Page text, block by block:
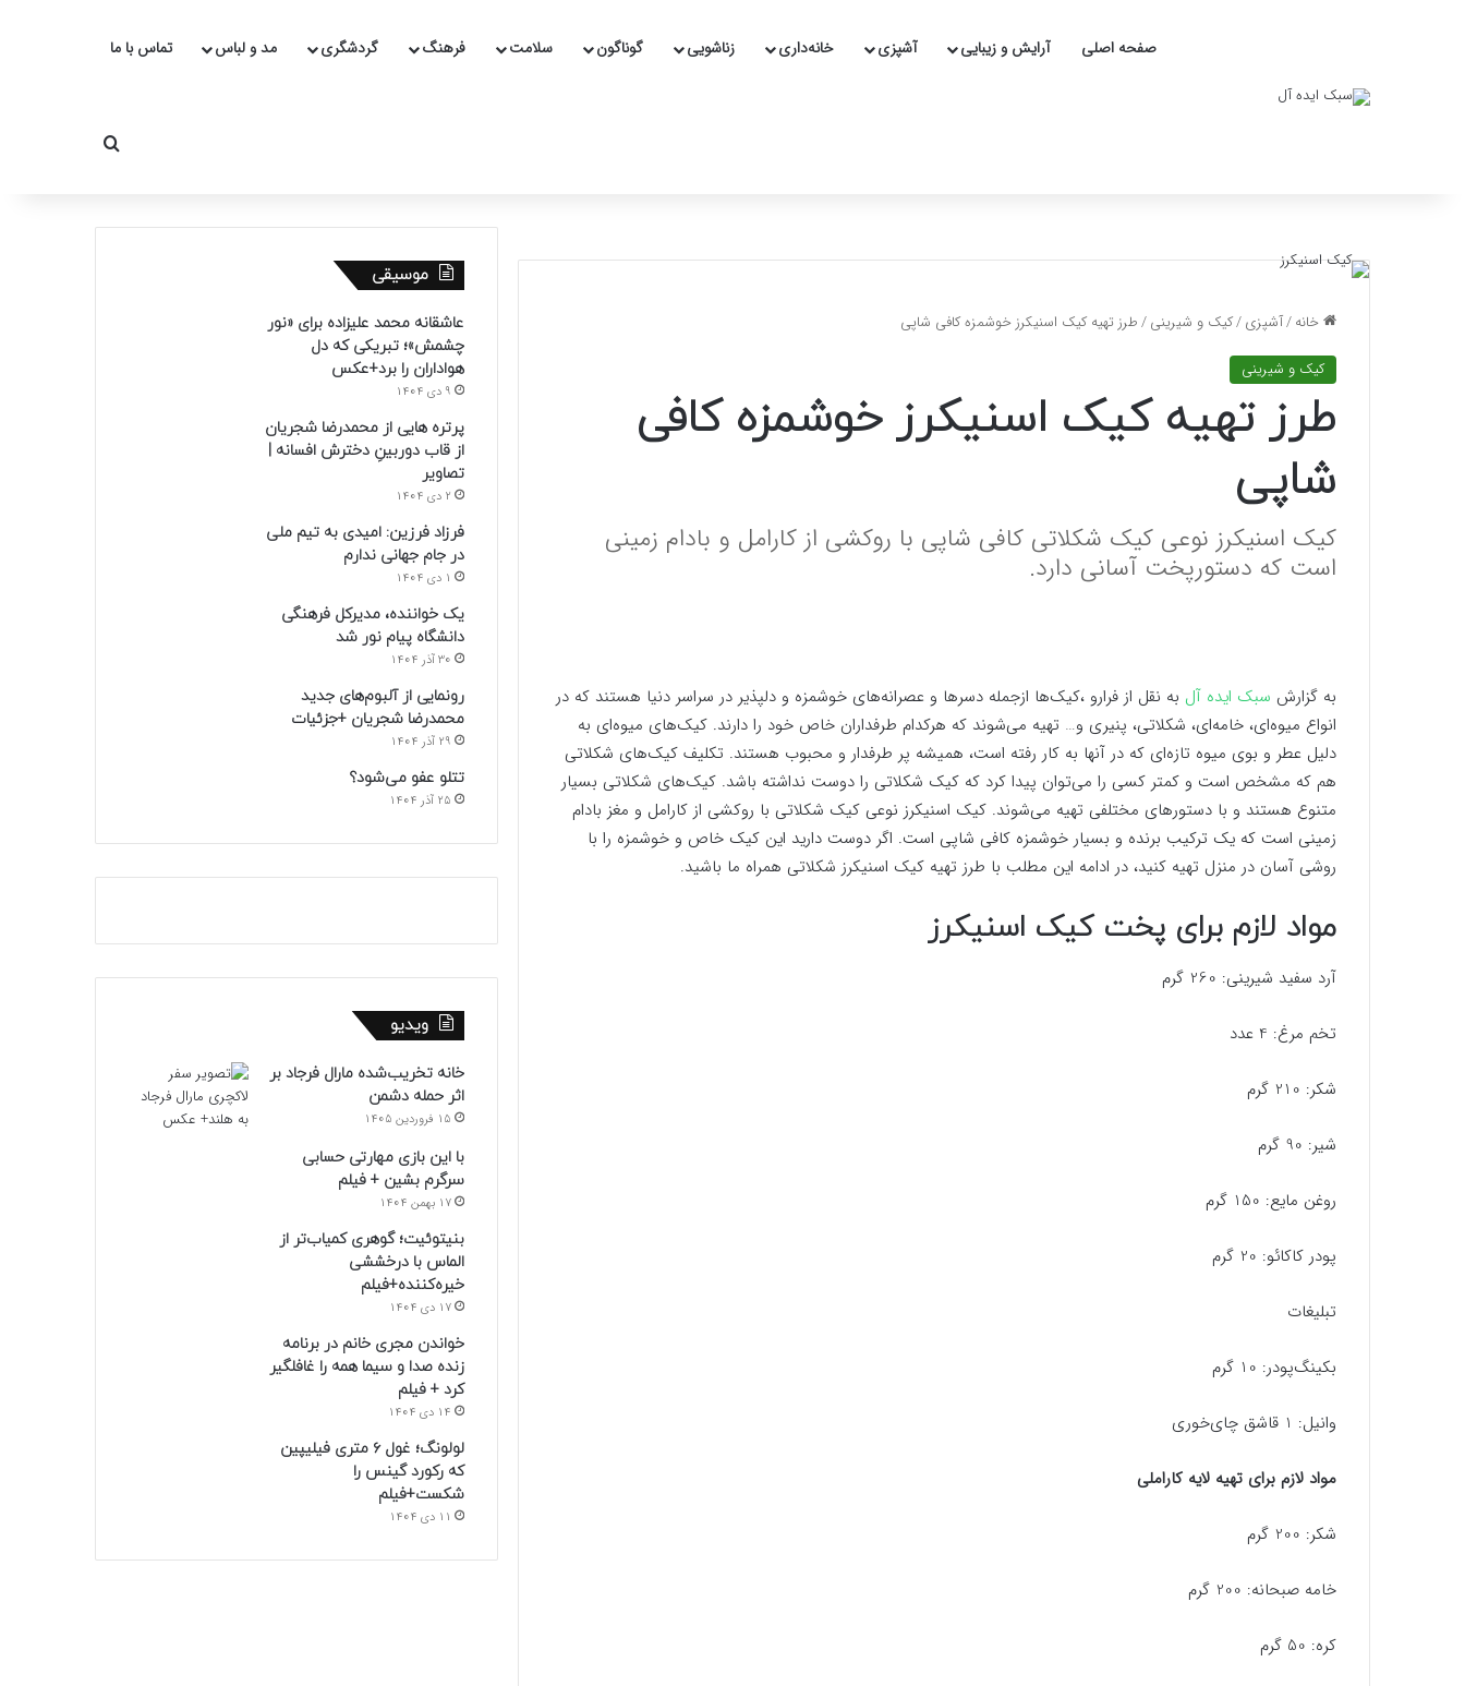
صفحه اصلی آرایش و زیبایی آشپزی خانه‌داری زناشویی گوناگون سلامت فرهنگ گردشگری مد و لباس تماس با ما
جستجو برای
خانه/آشپزی/کیک و شیرینی/طرز تهیه کیک اسنیکرز خوشمزه کافی شاپی
کیک و شیرینی
طرز تهیه کیک اسنیکرز خوشمزه کافی
شاپی
کیک اسنیکرز نوعی کیک شکلاتی کافی شاپی با روکشی از کارامل و بادام زمینی
است که دستورپخت آسانی دارد.
به گزارش سبک ایده آل به نقل از فرارو ،کیک‌ها ازجمله دسرها و عصرانه‌های خوشمزه و دلپذیر در سراسر دنیا هستند که در
انواع میوه‌ای، خامه‌ای، شکلاتی، پنیری و… تهیه می‌شوند که هرکدام طرفداران خاص خود را دارند. کیک‌های میوه‌ای به
دلیل عطر و بوی میوه‌ تازه‌ای که در آنها به کار رفته است، همیشه پر طرفدار و محبوب هستند. تکلیف کیک‌های شکلاتی
هم که مشخص است و کمتر کسی را می‌توان پیدا کرد که کیک شکلاتی را دوست نداشته باشد. کیک‌های شکلاتی بسیار
متنوع هستند و با دستورهای مختلفی تهیه می‌شوند. کیک اسنیکرز نوعی کیک شکلاتی با روکشی از کارامل و مغز بادام
زمینی است که یک ترکیب برنده و بسیار خوشمزه کافی شاپی است. اگر دوست دارید این کیک خاص و خوشمزه را با
روشی آسان در منزل تهیه کنید، در ادامه این مطلب با طرز تهیه کیک اسنیکرز شکلاتی همراه ما باشید.
مواد لازم برای پخت کیک اسنیکرز
آرد سفید شیرینی: 260 گرم
تخم مرغ: 4 عدد
شکر: 210 گرم
شیر: 90 گرم
روغن مایع: 150 گرم
پودر کاکائو: 20 گرم
تبلیغات
بکینگ‌پودر: 10 گرم
وانیل: 1 قاشق چای‌خوری
مواد لازم برای تهیه لایه کاراملی
شکر: 200 گرم
خامه صبحانه: 200 گرم
کره: 50 گرم
موسیقی
عاشقانه محمد علیزاده برای «نور
چشمش»؛ تبریکی که دل
هواداران را برد+عکس
9 دی 1404
پرتره هایی از محمدرضا شجریان
از قاب دوربینِ دخترش افسانه |
تصاویر
2 دی 1404
فرزاد فرزین: امیدی به تیم ملی
در جام جهانی ندارم
1 دی 1404
یک خواننده، مدیرکل فرهنگی
دانشگاه پیام نور شد
30 آذر 1404
رونمایی از آلبوم‌های جدید
محمدرضا شجریان +جزئیات
29 آذر 1404
تتلو عفو می‌شود؟
25 آذر 1404
ویدیو
خانه تخریب‌شده مارال فرجاد بر
اثر حمله دشمن
15 فروردین 1405
با این بازی مهارتی حسابی
سرگرم بشین + فیلم
17 بهمن 1404
بنیتوئیت؛ گوهری کمیاب‌تر از
الماس با درخششی
خیره‌کننده+فیلم
17 دی 1404
خواندن مجری خانم در برنامه
زنده صدا و سیما همه را غافلگیر
کرد + فیلم
14 دی 1404
لولونگ؛ غول ۶ متری فیلیپین
که رکورد گینس را
شکست+فیلم
11 دی 1404